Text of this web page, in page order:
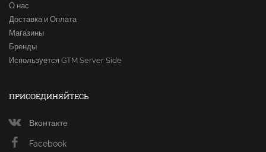
О нас
Доставка и Оплата
Магазины
Бренды
Используется GTM Server Side
ПРИСОЕДИНЯЙТЕСЬ
Вконтакте
Facebook